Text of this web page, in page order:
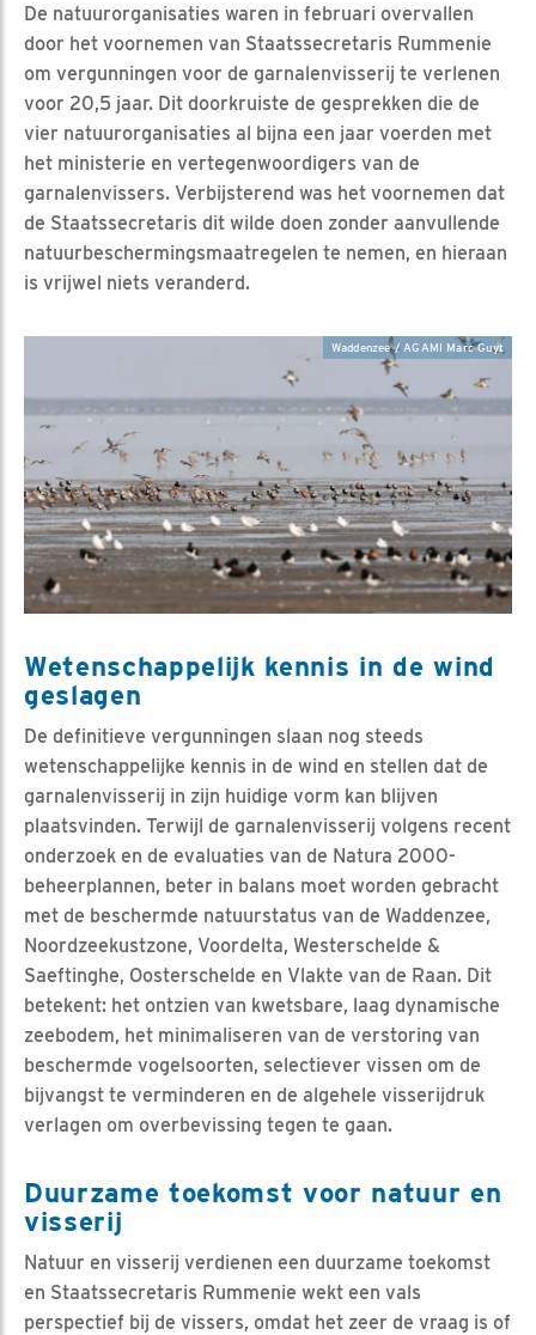
De natuurorganisaties waren in februari overvallen
door het voornemen van Staatssecretaris Rummenie
om vergunningen voor de garnalenvisserij te verlenen
voor 20,5 jaar. Dit doorkruiste de gesprekken die de
vier natuurorganisaties al bijna een jaar voerden met
het ministerie en vertegenwoordigers van de
garnalenvissers. Verbijsterend was het voornemen dat
de Staatssecretaris dit wilde doen zonder aanvullende
natuurbeschermingsmaatregelen te nemen, en hieraan
is vrijwel niets veranderd.
Waddenzee / AGAMI Marc Guyt
Wetenschappelijk kennis in de wind
geslagen
De definitieve vergunningen slaan nog steeds
wetenschappelijke kennis in de wind en stellen dat de
garnalenvisserij in zijn huidige vorm kan blijven
plaatsvinden. Terwijl de garnalenvisserij volgens recent
onderzoek en de evaluaties van de Natura 2000-
beheerplannen, beter in balans moet worden gebracht
met de beschermde natuurstatus van de Waddenzee,
Noordzeekustzone, Voordelta, Westerschelde &
Saeftinghe, Oosterschelde en Vlakte van de Raan. Dit
betekent: het ontzien van kwetsbare, laag dynamische
zeebodem, het minimaliseren van de verstoring van
beschermde vogelsoorten, selectiever vissen om de
bijvangst te verminderen en de algehele visserijdruk
verlagen om overbevissing tegen te gaan.
Duurzame toekomst voor natuur en
visserij
Natuur en visserij verdienen een duurzame toekomst
en Staatssecretaris Rummenie wekt een vals
perspectief bij de vissers, omdat het zeer de vraag is of